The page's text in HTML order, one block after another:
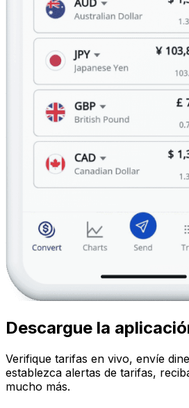
Descargue la
Verifique tarifas en vivo, envíe
establezca alertas de tarifas,
mucho más.